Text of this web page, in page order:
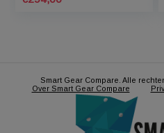
Ring Alarmsysteem met
4 magneetcontacten en
1 bewegingssensor